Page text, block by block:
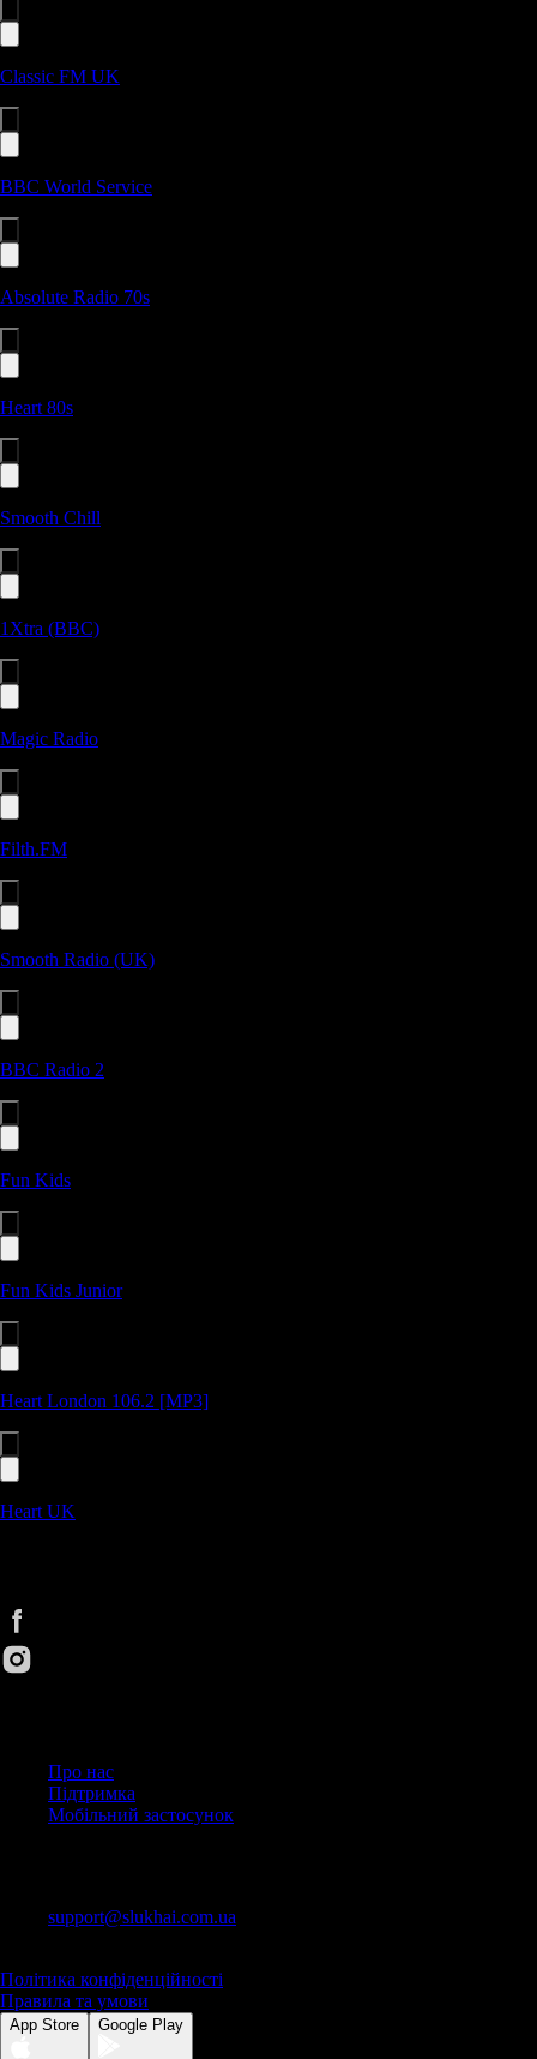
Classic FM UK
BBC World Service
Absolute Radio 70s
Heart 80s
Smooth Chill
1Xtra (BBC)
Magic Radio
Filth.FM
Smooth Radio (UK)
BBC Radio 2
Fun Kids
Fun Kids Junior
Heart London 106.2 [MP3]
Heart UK
Про нас
Підтримка
Мобільний застосунок
support@slukhai.com.ua
Політика конфіденційності
Правила та умови
App Store Google Play